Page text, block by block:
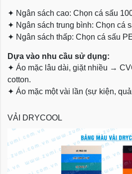
✦ Ngân sách cao: Chọn cá sấu
✦ Ngân sách trung bình: Chọn cá
✦ Ngân sách thấp: Chọn cá sấu
Dựa vào nhu cầu sử dụng:
✦ Áo mặc lâu dài, giặt nhiều →
cotton.
✦ Áo mặc một vài lần (sự kiện,
VẢI DRYCOOL